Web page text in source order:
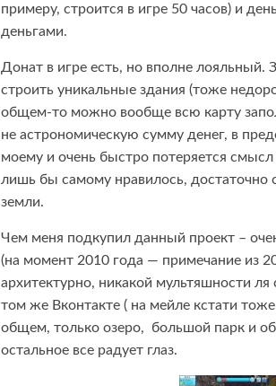
примеру, строится в игре 50 часов) и
деньгами.
Донат в игре есть, но вполне
строить уникальные здания (тоже
общем-то можно вообще всю карту
не астрономическую сумму денег, в
моему и очень быстро потеряется
лишь бы самому нравилось, достаточно
земли.
Чем меня подкупил данный проект –
(на момент 2010 года — примечание из
архитектурно, никакой мультяшности ля
том же Вконтакте ( на мейле кстати
общем, только озеро, большой парк и
остальное все радует глаз.